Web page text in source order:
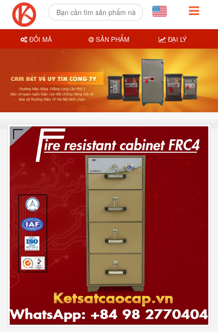
ĐỔI MÃ SẢN PHẨM ĐẠI LÝ